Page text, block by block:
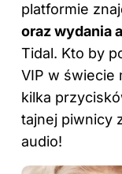
platformie
oraz wydania
Tidal. Kto by
VIP w świecie
kilka
tajnej piwnicy
audio!